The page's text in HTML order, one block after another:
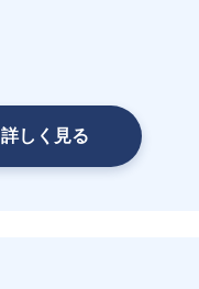
詳しく見る